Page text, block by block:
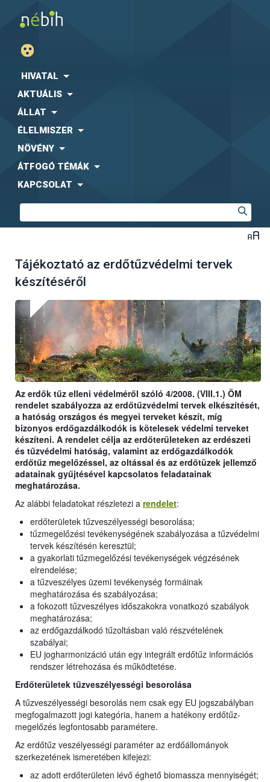
HIVATAL
AKTUÁLIS
ÁLLAT
ÉLELMISZER
NÖVÉNY
ÁTFOGÓ TÉMÁK
KAPCSOLAT
Tájékoztató az erdőtűzvédelmi tervek
készítéséről
Az erdők tűz elleni védelméről szóló 4/2008. (VIII.1.) ÖM
rendelet szabályozza az erdőtűzvédelmi tervek elkészítését,
a hatóság országos és megyei terveket készít, míg
bizonyos erdőgazdálkodók is kötelesek védelmi terveket
készíteni. A rendelet célja az erdőterületeken az erdészeti
és tűzvédelmi hatóság, valamint az erdőgazdálkodók
erdőtűz megelőzéssel, az oltással és az erdőtüzek jellemző
adatainak gyűjtésével kapcsolatos feladatainak
meghatározása.
Az alábbi feladatokat részletezi a rendelet:
erdőterületek tűzveszélyességi besorolása;
tűzmegelőzési tevékenységének szabályozása a tűzvédelmi
tervek készítésén keresztül;
a gyakorlati tűzmegelőzési tevékenységek végzésének
elrendelése;
a tűzveszélyes üzemi tevékenység formáinak
meghatározása és szabályozása;
a fokozott tűzveszélyes időszakokra vonatkozó szabályok
meghatározása;
az erdőgazdálkodó tűzoltásban való részvételének
szabályai;
EU jogharmonizáció után egy integrált erdőtűz információs
rendszer létrehozása és működtetése.
Erdőterületek tűzveszélyességi besorolása
A tűzveszélyességi besorolás nem csak egy EU jogszabályban
megfogalmazott jogi kategória, hanem a hatékony erdőtűz-
megelőzés legfontosabb paramétere.
Az erdőtűz veszélyességi paraméter az erdőállományok
szerkezetének ismeretében kifejezi:
az adott erdőterületen lévő éghető biomassza mennyiségét;